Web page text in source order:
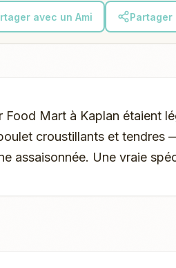
avec un Ami Partager
Food Mart à Kaplan étaient
croustillants et tendres
assaisonnée. Une vraie